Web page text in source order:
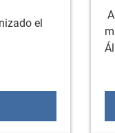
el
de